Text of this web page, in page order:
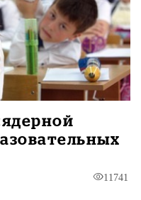
11741